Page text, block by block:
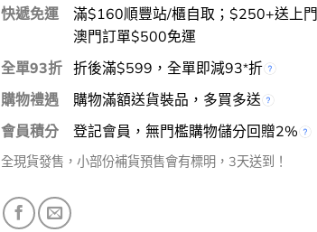
快遞免運
滿$160順豐站/櫃自取；$250+送上門
澳門訂單$500免運
全單93折 折後滿$599，全單即減93*折
購物禮遇
購物滿額送貨裝品，多買多送
會員積分
登記會員，無門檻購物儲分回贈2%
全現貨發售，小部份補貨預售會有標明，3天送到！